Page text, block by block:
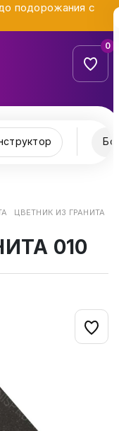
подорожания с
0
ЦВЕТНИК ИЗ ГРАНИТА
010